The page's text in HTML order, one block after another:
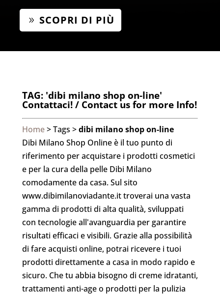
SCOPRI DI PIÙ
TAG: 'dibi milano shop on-line'
Contattaci! / Contact us for more Info!
Home> Tags >dibi milano shop on-line
Dibi Milano Shop Online è il tuo punto di
riferimento per acquistare i prodotti cosmetici
e per la cura della pelle Dibi Milano
comodamente da casa. Sul sito
www.dibimilanoviadante.it troverai una vasta
gamma di prodotti di alta qualità, sviluppati
con tecnologie all'avanguardia per garantire
risultati efficaci e visibili. Grazie alla possibilità
di fare acquisti online, potrai ricevere i tuoi
prodotti direttamente a casa in modo rapido e
sicuro. Che tu abbia bisogno di creme idratanti,
trattamenti anti-age o prodotti per la pulizia